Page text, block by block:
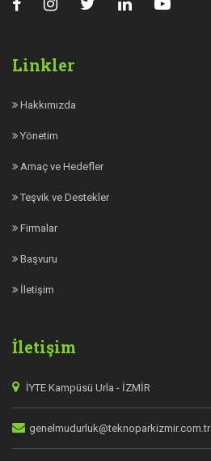
Linkler
Hakkımızda
Yönetim
Amaç ve Hedefler
Teşvik ve Destekler
Firmalar
Başvuru
İletişim
İletişim
İYTE Kampüsü Urla - İZMİR
genelmudurluk@teknoparkizmir.com.tr